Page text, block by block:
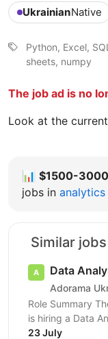
UkrainianNative
Python, Excel,
sheets, numpy
The job ad is no
Look at the current
📊 $1500-3000
jobs in
Similar jobs
Data
Adorama
Role Summary The Inventory & Demand Planning team
is hiring a Data
roadmap across
23 July